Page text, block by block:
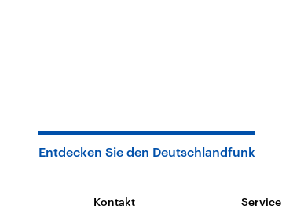
Entdecken Sie den Deutschlandfunk
Kontakt Service